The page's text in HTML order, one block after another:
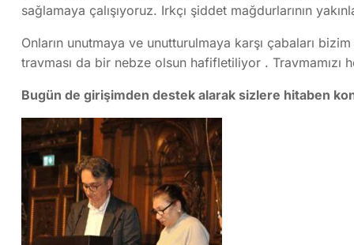
sağlamaya çalışıyoruz. Irkçı şiddet mağdurlarının
Onların unutmaya ve unutturulmaya karşı çabaları
travması da bir nebze olsun hafifletiliyor . Travmamızı
Bugün de girişimden destek alarak sizlere hitaben